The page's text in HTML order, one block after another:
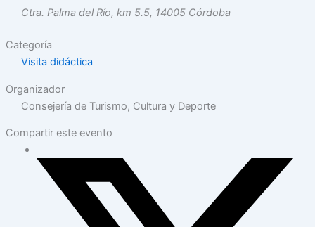
Ctra. Palma del Río, km 5.5, 14005 Córdoba
Categoría
Visita didáctica
Organizador
Consejería de Turismo, Cultura y Deporte
Compartir este evento